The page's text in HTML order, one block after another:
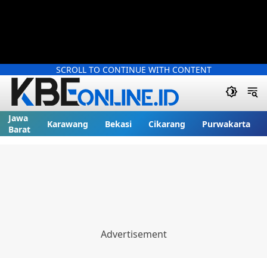
SCROLL TO CONTINUE WITH CONTENT
Jawa
Barat
Karawang Bekasi Cikarang Purwakarta